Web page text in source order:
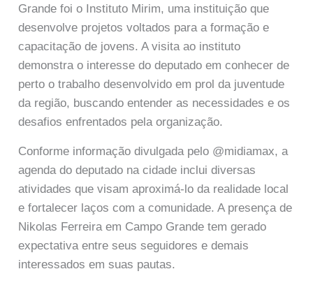
Grande foi o Instituto Mirim, uma instituição que
desenvolve projetos voltados para a formação e
capacitação de jovens. A visita ao instituto
demonstra o interesse do deputado em conhecer de
perto o trabalho desenvolvido em prol da juventude
da região, buscando entender as necessidades e os
desafios enfrentados pela organização.
Conforme informação divulgada pelo @midiamax, a
agenda do deputado na cidade inclui diversas
atividades que visam aproximá-lo da realidade local
e fortalecer laços com a comunidade. A presença de
Nikolas Ferreira em Campo Grande tem gerado
expectativa entre seus seguidores e demais
interessados em suas pautas.